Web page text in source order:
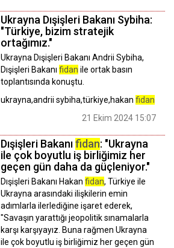
Ukrayna Dışişleri Bakanı Sybiha:
"Türkiye, bizim stratejik
ortağımız."
Ukrayna Dışişleri Bakanı Andrii Sybiha,
Dışişleri Bakanı fidan ile ortak basın
toplantısında konuştu.
ukrayna,andrii sybiha,türkiye,hakan fidan
21 Ekim 2024 15:07
Dışişleri Bakanıfidan: "Ukrayna
ile çok boyutlu iş birliğimiz her
geçen gün daha da güçleniyor."
Dışişleri Bakanı Hakan fidan, Türkiye ile
Ukrayna arasındaki ilişkilerin emin
adımlarla ilerlediğine işaret ederek,
"Savaşın yarattığı jeopolitik sınamalarla
karşı karşıyayız. Buna rağmen Ukrayna
ile çok boyutlu iş birliğimiz her geçen gün